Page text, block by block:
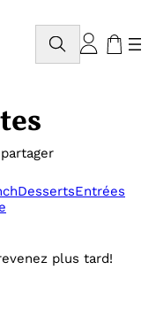
Rechercher
DessertsEntrées
plus tard!